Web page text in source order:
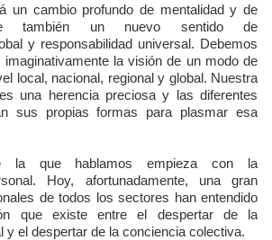
un cambio profundo de mentalidad y de
también un nuevo sentido de
y responsabilidad universal. Debemos
la visión de un modo de
local, nacional, regional y global. Nuestra
una herencia preciosa y las diferentes
sus propias formas para plasmar esa
la que hablamos empieza con la
Hoy, afortunadamente, una gran
de todos los sectores han entendido
que existe entre el despertar de la
y el despertar de la conciencia colectiva.